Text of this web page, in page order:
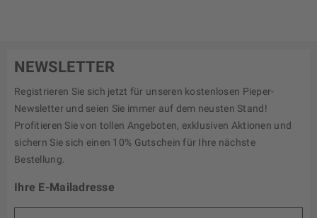
NEWSLETTER
Registrieren Sie sich jetzt für unseren kostenlosen Pieper-
Newsletter und seien Sie immer auf dem neusten Stand!
Profitieren Sie von tollen Angeboten, exklusiven Aktionen und
sichern Sie sich einen 10% Gutschein für Ihre nächste
Bestellung.
Ihre E-Mailadresse